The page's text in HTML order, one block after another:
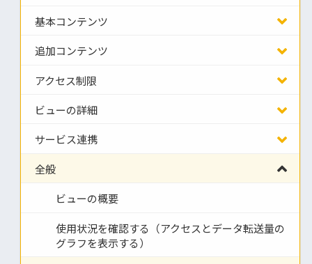
基本コンテンツ
追加コンテンツ
アクセス制限
ビューの詳細
サービス連携
全般
ビューの概要
使用状況を確認する（アクセスとデータ転送量の
グラフを表示する）